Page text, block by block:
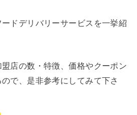
ドデリバリーサービスを一挙紹
店の数・特徴、価格やクーポン
で、是非参考にしてみて下さ